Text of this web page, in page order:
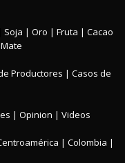
Soja | Oro | Fruta | Cacao
Productores | Casos de
| Opinion | Videos
| Colombia |